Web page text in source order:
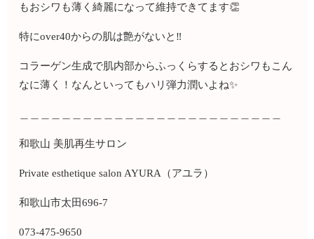
もおシワも薄く綺麗になって維持できてます👏
特にover40からの肌は艶がないと‼️
コラーゲン生成で肌内部からふっくらするとおシワもこん
なに薄く！なんといってもハリ弾力潤いよね✨
和歌山 美肌再生サロン
Private esthetique salon AYURA（アユラ）
和歌山市太田696-7
073-475-9650